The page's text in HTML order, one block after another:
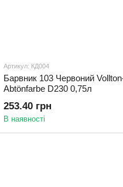
Артикул: КД004
Барвник 103 Червоний
Abtönfarbe D230 0,75л
253.40 грн
В наявності